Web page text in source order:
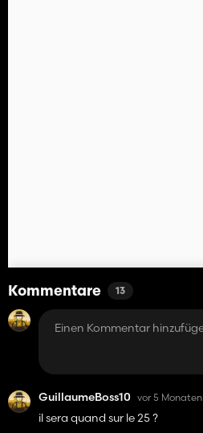
Kommentare 13
GuillaumeBoss10 vor 5 Monaten
il sera quand sur le 25 ?